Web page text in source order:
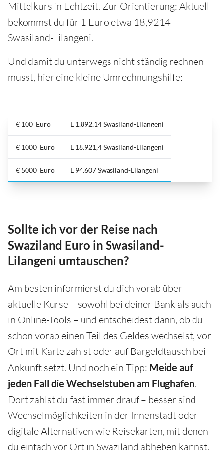
Mittelkurs in Echtzeit. Zur Orientierung: Aktuell
bekommst du für 1 Euro etwa 18,9214
Swasiland-Lilangeni.
Und damit du unterwegs nicht ständig rechnen
musst, hier eine kleine Umrechnungshilfe:
€ 100 Euro ‎L 1.892,14 Swasiland-Lilangeni
€ 1000 Euro ‎L 18.921,4 Swasiland-Lilangeni
€ 5000 Euro ‎L 94.607 Swasiland-Lilangeni
Sollte ich vor der Reise nach
Swaziland Euro in Swasiland-
Lilangeni umtauschen?
Am besten informierst du dich vorab über
aktuelle Kurse – sowohl bei deiner Bank als auch
in Online-Tools – und entscheidest dann, ob du
schon vorab einen Teil des Geldes wechselst, vor
Ort mit Karte zahlst oder auf Bargeldtausch bei
Ankunft setzt. Und noch ein Tipp: Meide auf
jeden Fall die Wechselstuben am Flughafen.
Dort zahlst du fast immer drauf – besser sind
Wechselmöglichkeiten in der Innenstadt oder
digitale Alternativen wie Reisekarten, mit denen
du einfach vor Ort in Swaziland abheben kannst.